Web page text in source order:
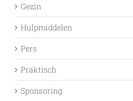
Gezin
Hulpmiddelen
Pers
Praktisch
Sponsoring